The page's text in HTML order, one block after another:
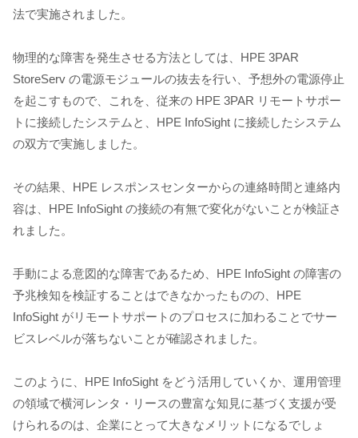
法で実施されました。
物理的な障害を発生させる方法としては、HPE 3PAR
StoreServ の電源モジュールの抜去を行い、予想外の電源停止
を起こすもので、これを、従来の HPE 3PAR リモートサポー
トに接続したシステムと、HPE InfoSight に接続したシステム
の双方で実施しました。
その結果、HPE レスポンスセンターからの連絡時間と連絡内
容は、HPE InfoSight の接続の有無で変化がないことが検証さ
れました。
手動による意図的な障害であるため、HPE InfoSight の障害の
予兆検知を検証することはできなかったものの、HPE
InfoSight がリモートサポートのプロセスに加わることでサー
ビスレベルが落ちないことが確認されました。
このように、HPE InfoSight をどう活用していくか、運用管理
の領域で横河レンタ・リースの豊富な知見に基づく支援が受
けられるのは、企業にとって大きなメリットになるでしょ